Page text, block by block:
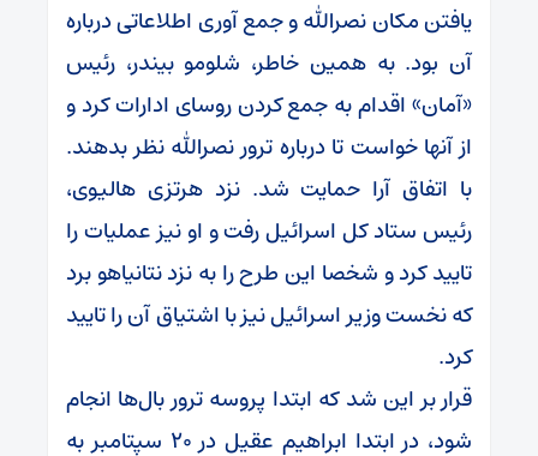
یافتن مکان نصرالله و جمع آوری اطلاعاتی درباره
آن بود. به همین خاطر، شلومو بیندر، رئیس
«آمان» اقدام به جمع کردن روسای ادارات کرد و
از آنها خواست تا درباره ترور نصرالله نظر بدهند.
با اتفاق آرا حمایت شد. نزد هرتزی هالیوی،
رئیس ستاد کل اسرائیل رفت و او نیز عملیات را
تایید کرد و شخصا این طرح را به نزد نتانیاهو برد
که نخست وزیر اسرائیل نیز با اشتیاق آن را تایید
کرد.
قرار بر این شد که ابتدا پروسه ترور بال‌ها انجام
شود، در ابتدا ابراهیم عقیل در ۲۰ سپتامبر به